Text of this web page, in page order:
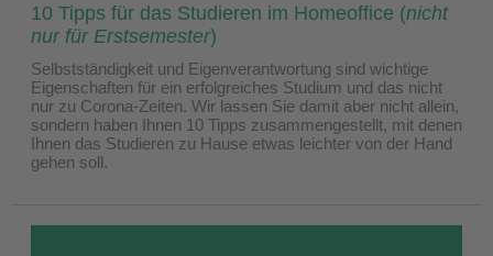
10 Tipps für das Studieren im Homeoffice (nicht
nur für Erstsemester)
Selbstständigkeit und Eigenverantwortung sind wichtige
Eigenschaften für ein erfolgreiches Studium und das nicht
nur zu Corona-Zeiten. Wir lassen Sie damit aber nicht allein,
sondern haben Ihnen 10 Tipps zusammengestellt, mit denen
Ihnen das Studieren zu Hause etwas leichter von der Hand
gehen soll.